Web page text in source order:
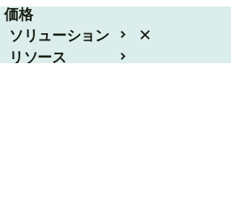
価格
ソリューション
リソース